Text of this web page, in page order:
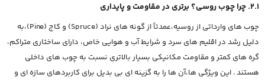
2.1. چرا چوب روسی؟ برتری در مقاومت و پایداری
چوب های وارداتی از روسیه،عمدتاً از گونه های نراد (Spruce) و کاج (Pine)،به
دلیل رشد در اقلیم های سرد و شرایط آب و هوایی خاص، دارای ساختاری متراکم،
گره های کمتر و مقاومت مکانیکی بسیار بالاتری نسبت به چوب های داخلی
هستند . این ویژگی ها،آن ها را به گزینه ای بی بدیل برای کاربردهای سازه ای و